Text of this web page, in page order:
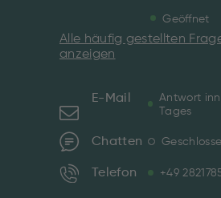
Geöffnet
Alle häufig gestellten
anzeigen
E-Mail
Antwort
Tages
Chatten
Telefon +49